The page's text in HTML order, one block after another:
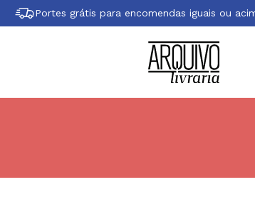
Portes grátis para encomendas iguais ou